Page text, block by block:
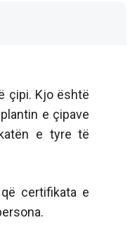
çipi. Kjo është
e çipave
e tyre të
certifikata e